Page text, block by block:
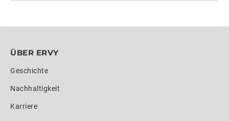
ÜBER ERVY
Geschichte
Nachhaltigkeit
Karriere